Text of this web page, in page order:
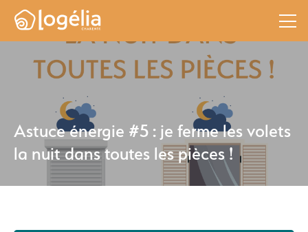
Astuce énergie #5 : je ferme les volets
la nuit dans toutes les pièces !